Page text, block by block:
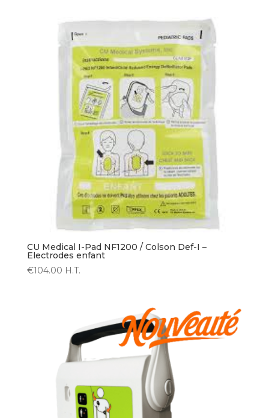
CU Medical I-Pad NF1200 / Colson Def-I –
Electrodes enfant
€104.00 H.T.